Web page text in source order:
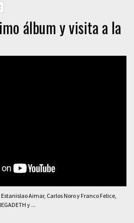
álbum y visita a la
Aimar, Carlos Noro y Franco Felice,
y ...